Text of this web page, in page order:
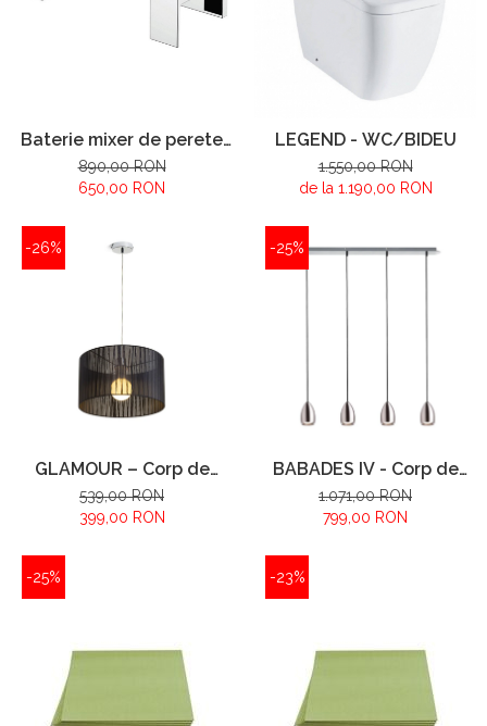
Baterie mixer de perete
lavoar - incorporata -
EROS
890,00 RON
650,00 RON
LEGEND - WC/BIDEU
1.550,00 RON
de la 1.190,00 RON
-26%
GLAMOUR – Corp de
iluminat suspendat
539,00 RON
399,00 RON
-25%
BABADES IV - Corp de
iluminat suspendat
1.071,00 RON
799,00 RON
-25% -23%